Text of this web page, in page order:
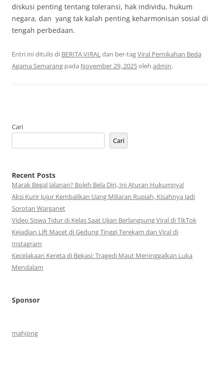
diskusi penting tentang toleransi, hak individu, hukum
negara, dan yang tak kalah penting keharmonisan sosial di
tengah perbedaan.
Entri ini ditulis di BERITA VIRALdan ber-tagViral Pernikahan Beda
Agama Semarang pada November 29, 2025oleh admin.
Cari
Cari
Recent Posts
Marak Begal Jalanan? Boleh Bela Diri, Ini Aturan Hukumnya!
Aksi Kurir Jujur Kembalikan Uang Miliaran Rupiah, Kisahnya Jadi
Sorotan Warganet
Video Siswa Tidur di Kelas Saat Ujian Berlangsung Viral di TikTok
Kejadian Lift Macet di Gedung Tinggi Terekam dan Viral di
Instagram
Kecelakaan Kereta di Bekasi: Tragedi Maut Meninggalkan Luka
Mendalam
Sponsor
mahjong